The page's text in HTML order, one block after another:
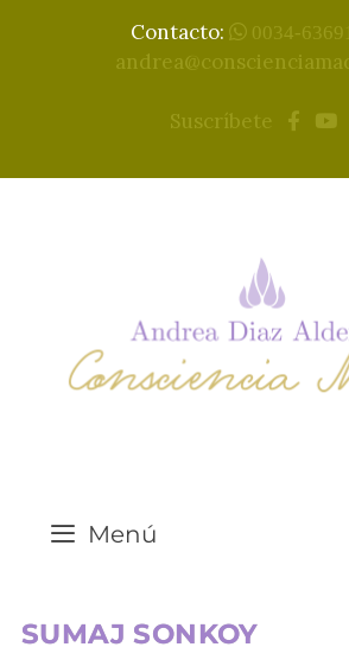
Contacto: 0034-
Suscríbete
Menú
SUMAJ SONKOY